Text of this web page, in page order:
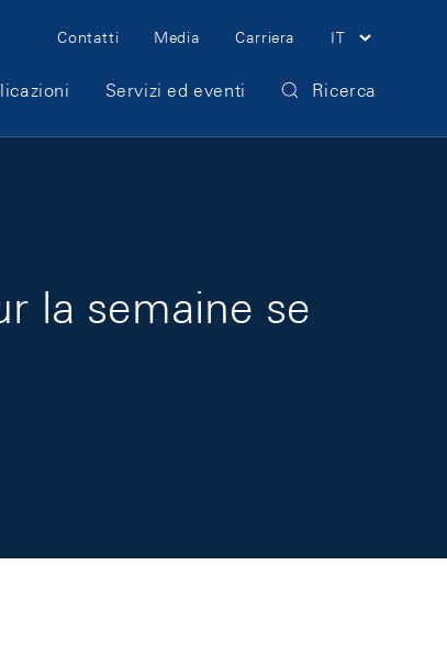
Meta Navigation
Contatti Media Carriera IT
Servizi ed eventi Ricerca
la semaine se